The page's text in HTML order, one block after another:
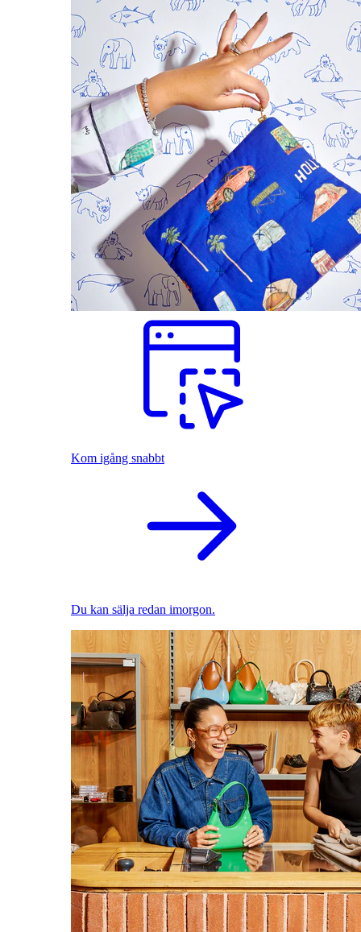
Kom igång snabbt
Du kan sälja redan imorgon.